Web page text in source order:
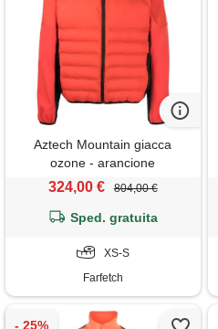
Aztech Mountain giacca
ozone - arancione
324,00 € 804,00 €
Sped. gratuita
XS-S
Farfetch